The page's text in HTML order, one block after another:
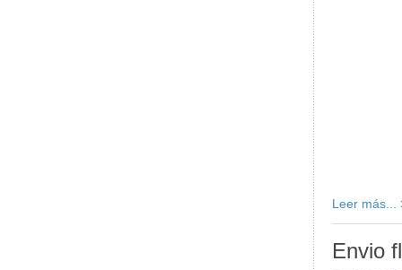
Leer más...
Envio